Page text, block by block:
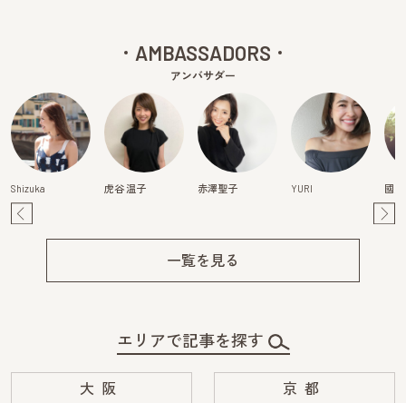
AMBASSADORS
アンバサダー
Shizuka 虎谷 温子 赤澤聖子 YURI 國
一覧を見る
エリアで記事を探す
大阪 京都